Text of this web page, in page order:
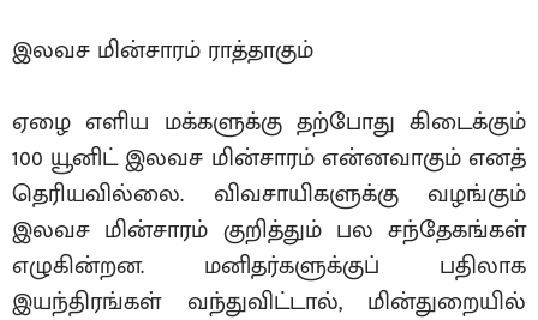
இலவச மின்சாரம் ராத்தாகும்
ஏழை எளிய மக்களுக்கு தற்போது கிடைக்கும்
100 யூனிட் இலவச மின்சாரம் என்னவாகும் எனத்
தெரியவில்லை. விவசாயிகளுக்கு வழங்கும்
இலவச மின்சாரம் குறித்தும் பல சந்தேகங்கள்
எழுகின்றன. மனிதர்களுக்குப் பதிலாக
இயந்திரங்கள் வந்துவிட்டால், மின்துறையில்